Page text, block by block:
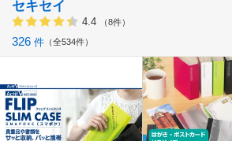
セキセイ
4.4 （8件）
326 件 全534件